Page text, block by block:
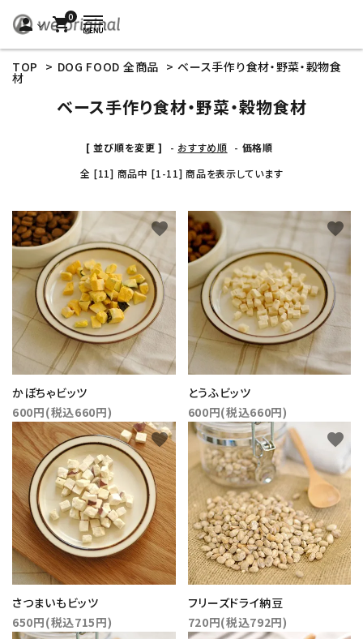
person 0
shopping_cart
TOP > DOG FOOD 全商品 > ベース手作り食材・野菜・穀物食
材
ベース手作り食材・野菜・穀物食材
[ 並び順を変更 ] - おすすめ順 - 価格順
全 [11] 商品中 [1-11] 商品を表示しています
かぼちゃビッツ
600円(税込660円)
favorite
とうふビッツ
600円(税込660円)
favorite
さつまいもビッツ
650円(税込715円)
favorite
フリーズドライ納豆
720円(税込792円)
favorite